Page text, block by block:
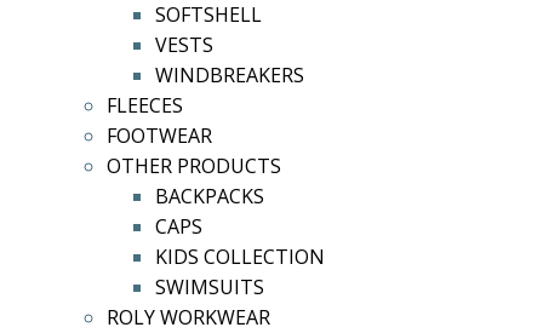
SOFTSHELL
VESTS
WINDBREAKERS
FLEECES
FOOTWEAR
OTHER PRODUCTS
BACKPACKS
CAPS
KIDS COLLECTION
SWIMSUITS
ROLY WORKWEAR